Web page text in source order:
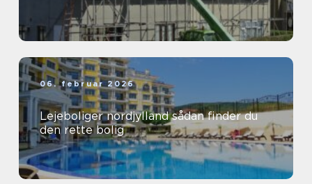
06. februar 2026
Lejeboliger nordjylland sådan finder du
den rette bolig